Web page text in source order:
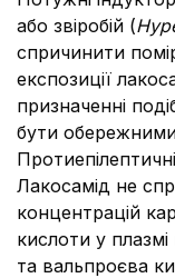
або звіробій (
спричинити
експозиції
призначенні
бути
Лакосамід не
концентрацій
кислоти у
та вальпроєва